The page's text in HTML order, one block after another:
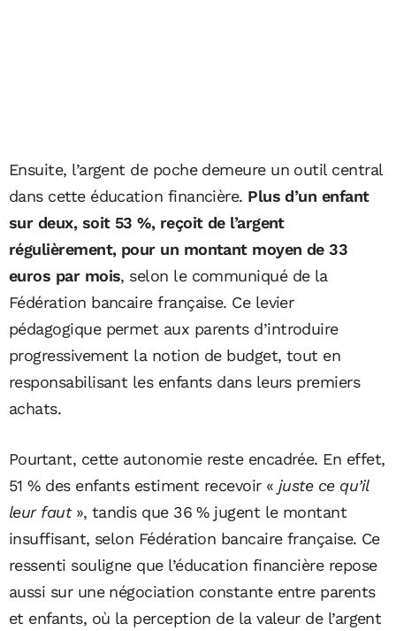
Ensuite, l’argent de poche demeure un outil central
dans cette éducation financière. Plus d’un enfant
sur deux, soit 53 %, reçoit de l’argent
régulièrement, pour un montant moyen de 33
euros par mois, selon le communiqué de la
Fédération bancaire française. Ce levier
pédagogique permet aux parents d’introduire
progressivement la notion de budget, tout en
responsabilisant les enfants dans leurs premiers
achats.
Pourtant, cette autonomie reste encadrée. En effet,
51 % des enfants estiment recevoir « juste ce qu’il
leur faut», tandis que 36 % jugent le montant
insuffisant, selon Fédération bancaire française. Ce
ressenti souligne que l’éducation financière repose
aussi sur une négociation constante entre parents
et enfants, où la perception de la valeur de l’argent